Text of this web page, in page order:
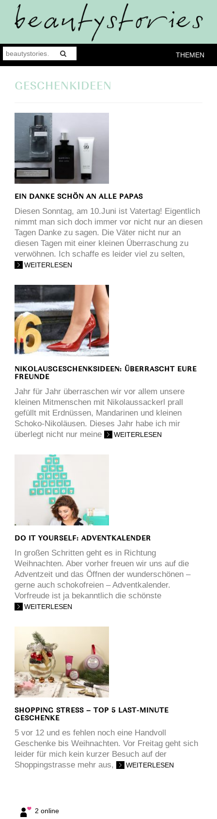
THEMEN
GESCHENKIDEEN
EIN DANKE SCHÖN AN ALLE PAPAS
Diesen Sonntag, am 10.Juni ist Vatertag! Eigentlich
nimmt man sich doch immer vor nicht nur an diesen
Tagen Danke zu sagen. Die Väter nicht nur an
diesen Tagen mit einer kleinen Überraschung zu
verwöhnen. Ich schaffe es leider viel zu selten,
WEITERLESEN
NIKOLAUSGESCHENKSIDEEN: ÜBERRASCHT EURE
FREUNDE
Jahr für Jahr überraschen wir vor allem unsere
kleinen Mitmenschen mit Nikolaussackerl prall
gefüllt mit Erdnüssen, Mandarinen und kleinen
Schoko-Nikoläusen. Dieses Jahr habe ich mir
überlegt nicht nur meine
WEITERLESEN
DO IT YOURSELF: ADVENTKALENDER
In großen Schritten geht es in Richtung
Weihnachten. Aber vorher freuen wir uns auf die
Adventzeit und das Öffnen der wunderschönen –
gerne auch schokofreien – Adventkalender.
Vorfreude ist ja bekanntlich die schönste
WEITERLESEN
SHOPPING STRESS – TOP 5 LAST-MINUTE
GESCHENKE
5 vor 12 und es fehlen noch eine Handvoll
Geschenke bis Weihnachten. Vor Freitag geht sich
leider für mich kein kurzer Besuch auf der
Shoppingstrasse mehr aus,
WEITERLESEN
2 online